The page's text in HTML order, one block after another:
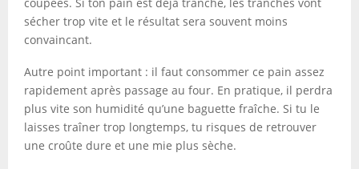
sécher trop vite et le résultat sera souvent moins
convaincant.
Autre point important : il faut consommer ce pain assez
rapidement après passage au four. En pratique, il perdra
plus vite son humidité qu’une baguette fraîche. Si tu le
laisses traîner trop longtemps, tu risques de retrouver
une croûte dure et une mie plus sèche.